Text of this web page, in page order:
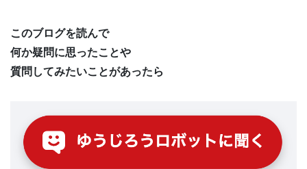
このブログを読んで
何か疑問に思ったことや
質問してみたいことがあったら